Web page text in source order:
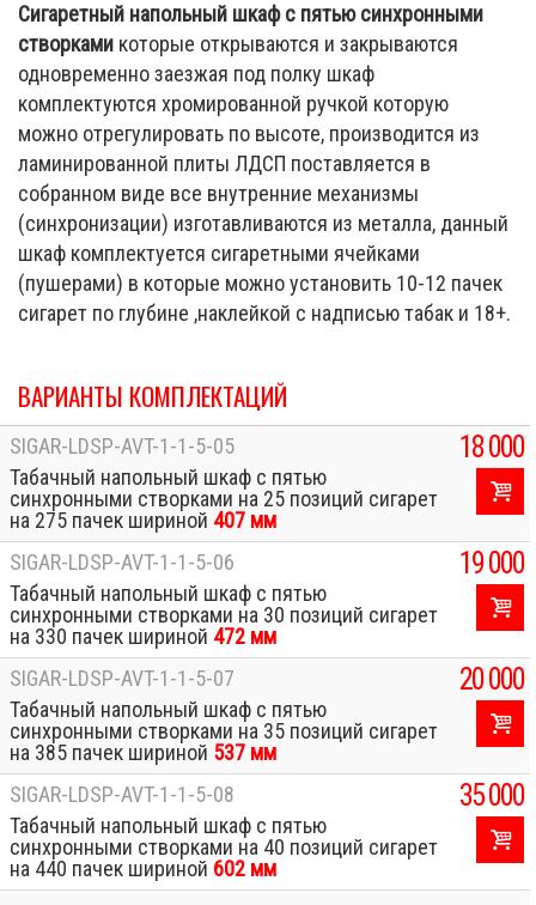
Сигаретный напольный шкаф с пятью синхронными
створками которые открываются и закрываются
одновременно заезжая под полку шкаф
комплектуются хромированной ручкой которую
можно отрегулировать по высоте, производится из
ламинированной плиты ЛДСП поставляется в
собранном виде все внутренние механизмы
(синхронизации) изготавливаются из металла, данный
шкаф комплектуется сигаретными ячейками
(пушерами) в которые можно установить 10-12 пачек
сигарет по глубине ,наклейкой с надписью табак и 18+.
ВАРИАНТЫ КОМПЛЕКТАЦИЙ
SIGAR-LDSP-AVT-1-1-5-05
Табачный напольный шкаф с пятью
синхронными створками на 25 позиций сигарет
на 275 пачек шириной 407 мм
18 000
SIGAR-LDSP-AVT-1-1-5-06
Табачный напольный шкаф с пятью
синхронными створками на 30 позиций сигарет
на 330 пачек шириной 472 мм
19 000
SIGAR-LDSP-AVT-1-1-5-07
Табачный напольный шкаф с пятью
синхронными створками на 35 позиций сигарет
на 385 пачек шириной 537 мм
20 000
SIGAR-LDSP-AVT-1-1-5-08
Табачный напольный шкаф с пятью
синхронными створками на 40 позиций сигарет
на 440 пачек шириной 602 мм
35 000